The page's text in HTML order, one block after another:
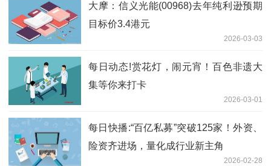
大摩：信义光能(00968)去年纯利逊预期
目标价3.4港元
2026-03-03
每日动态!赏花灯，闹元宵！百色非遗大
集等你来打卡
2026-03-01
每日快播:“百亿私募”突破125家！外资、
险资齐进场，量化成行业新主角
2026-02-28